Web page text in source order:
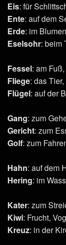
Eis: für
Ente: auf dem
Erde: im
Eselsohr: beim
Fessel: am
Fliege: das
Flügel: auf der
Gang: zum
Gericht: zum
Golf: zum
Hahn: auf dem
Hering: im
Kater: zum
Kiwi: Frucht,
Kreuz: in der